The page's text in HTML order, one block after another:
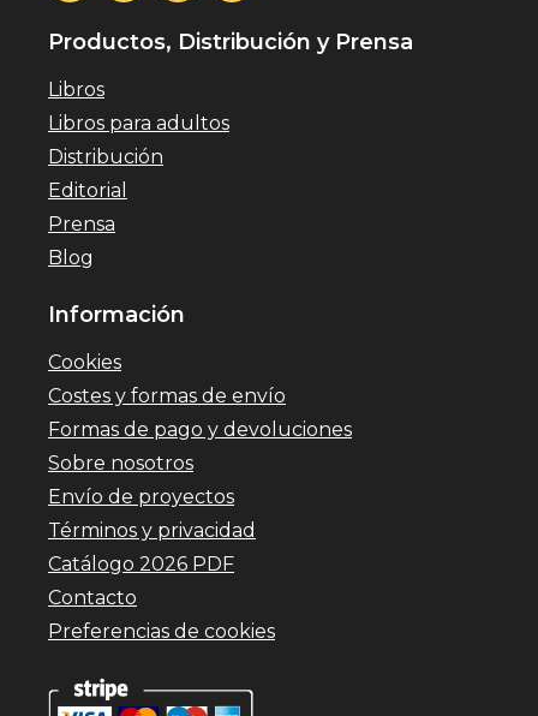
Productos, Distribución y Prensa
Libros
Libros para adultos
Distribución
Editorial
Prensa
Blog
Información
Cookies
Costes y formas de envío
Formas de pago y devoluciones
Sobre nosotros
Envío de proyectos
Términos y privacidad
Catálogo 2026 PDF
Contacto
Preferencias de cookies